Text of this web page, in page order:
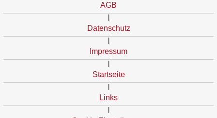
AGB
Datenschutz
Impressum
Startseite
Links